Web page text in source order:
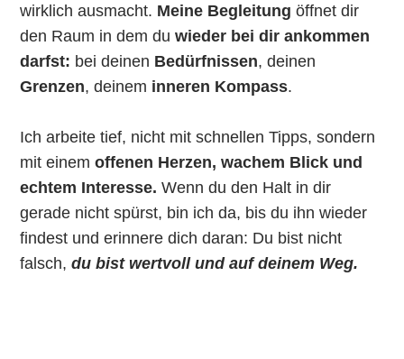
wirklich ausmacht. Meine Begleitungöffnet dir
den Raum in dem du wieder bei dir ankommen
darfst: bei deinen Bedürfnissen, deinen
Grenzen, deinem inneren Kompass.
Ich arbeite tief, nicht mit schnellen Tipps, sondern
mit einemoffenen Herzen, wachem Blick und
echtem Interesse. Wenn du den Halt in dir
gerade nicht spürst, bin ich da, bis du ihn wieder
findest und erinnere dich daran: Du bist nicht
falsch,du bist wertvoll und auf deinem Weg.